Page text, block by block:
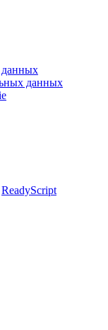
данных
данных
ReadyScript